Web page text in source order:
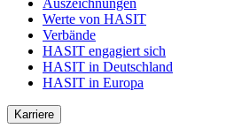
Auszeichnungen
Werte von HASIT
Verbände
HASIT engagiert sich
HASIT in Deutschland
HASIT in Europa
Karriere